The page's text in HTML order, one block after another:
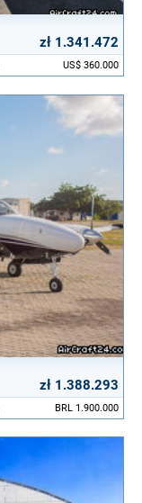
zł 1.341.472
US$ 360.000
zł 1.388.293
BRL 1.900.000